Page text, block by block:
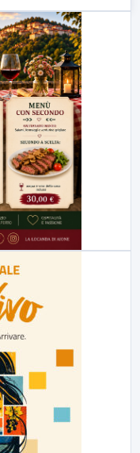
LabNews (replica)